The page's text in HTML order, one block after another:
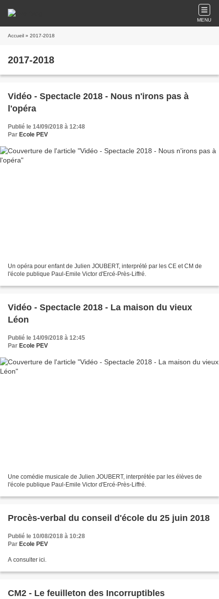
MENU
Accueil » 2017-2018
2017-2018
Vidéo - Spectacle 2018 - Nous n'irons pas à
l'opéra
Publié le 14/09/2018 à 12:48
Par Ecole PEV
Un opéra pour enfant de Julien JOUBERT, interprété par les CE et CM de
l'école publique Paul-Emile Victor d'Ercé-Près-Liffré.
Vidéo - Spectacle 2018 - La maison du vieux
Léon
Publié le 14/09/2018 à 12:45
Par Ecole PEV
Une comédie musicale de Julien JOUBERT, interprétée par les élèves de
l'école publique Paul-Emile Victor d'Ercé-Près-Liffré.
Procès-verbal du conseil d'école du 25 juin 2018
Publié le 10/08/2018 à 10:28
Par Ecole PEV
A consulter ici.
CM2 - Le feuilleton des Incorruptibles